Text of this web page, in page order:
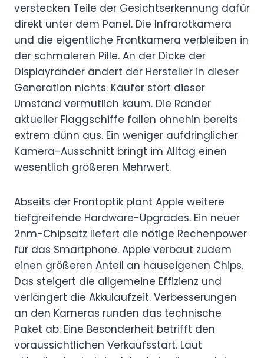
verstecken Teile der Gesichtserkennung dafür
direkt unter dem Panel. Die Infrarotkamera
und die eigentliche Frontkamera verbleiben in
der schmaleren Pille. An der Dicke der
Displayränder ändert der Hersteller in dieser
Generation nichts. Käufer stört dieser
Umstand vermutlich kaum. Die Ränder
aktueller Flaggschiffe fallen ohnehin bereits
extrem dünn aus. Ein weniger aufdringlicher
Kamera-Ausschnitt bringt im Alltag einen
wesentlich größeren Mehrwert.
Abseits der Frontoptik plant Apple weitere
tiefgreifende Hardware-Upgrades. Ein neuer
2nm-Chipsatz liefert die nötige Rechenpower
für das Smartphone. Apple verbaut zudem
einen größeren Anteil an hauseigenen Chips.
Das steigert die allgemeine Effizienz und
verlängert die Akkulaufzeit. Verbesserungen
an den Kameras runden das technische
Paket ab. Eine Besonderheit betrifft den
voraussichtlichen Verkaufsstart. Laut